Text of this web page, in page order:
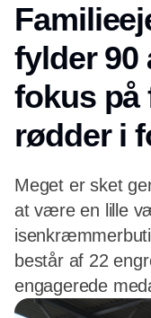
fylder 90
fokus på
rødder i
Meget er sket
at være en lille
består af 22
engagerede